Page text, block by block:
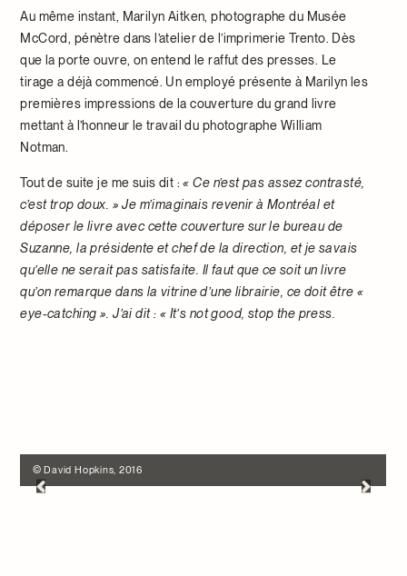
Au même instant, Marilyn Aitken, photographe du Musée
McCord, pénètre dans l’atelier de l’imprimerie Trento. Dès
que la porte ouvre, on entend le raffut des presses. Le
tirage a déjà commencé. Un employé présente à Marilyn les
premières impressions de la couverture du grand livre
mettant à l’honneur le travail du photographe William
Notman.
Tout de suite je me suis dit :«Ce n’est pas assez contrasté,
c’est trop doux. » Je m’imaginais revenir à Montréal et
déposer le livre avec cette couverture sur le bureau de
Suzanne, la présidente et chef de la direction, et je savais
qu’elle ne serait pas satisfaite. Il faut que ce soit un livre
qu’on remarque dans la vitrine d’une librairie, ce doit être «
eye-catching ». J’ai dit : « It’s not good, stop the press.
© David Hopkins, 2016